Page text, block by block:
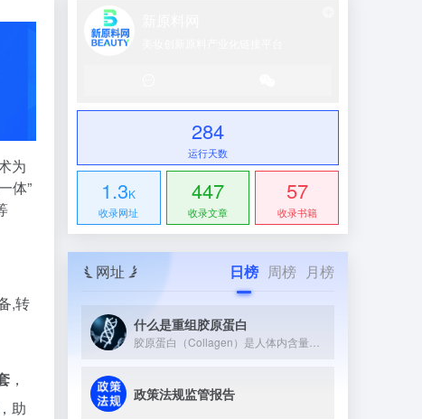
为
体”
,转
，
助
284
运行天数
1.3K
收录网址
447
收录文章
57
收录书籍
网址 日榜 周榜 月榜
什么是重组胶原蛋白
政策法规监管报告